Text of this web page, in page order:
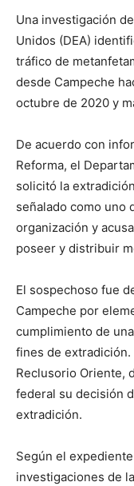
Una investigación
Unidos (DEA)
tráfico de
desde Campeche
octubre de 2020 y
De acuerdo con
Reforma, el
solicitó la
señalado como uno
organización y
poseer y distribuir
El sospechoso fue
Campeche por
cumplimiento de
fines de
Reclusorio Oriente,
federal su decisión
extradición.
Según el
investigaciones de